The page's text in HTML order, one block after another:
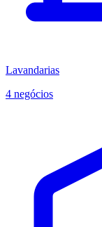
Lavandarias
4 negócios